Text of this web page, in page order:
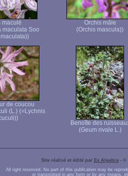
maculé
maculata Soo
Orchis mâle
(Orchis mascula))
de coucou
(L.) (=Lychnis
Benoîte des
(Geum rivale L.)
Site réalisé et édité par Ex Algebra- ©
All right reserved. No part of this publication may be
or transmitted in any form or by any means,